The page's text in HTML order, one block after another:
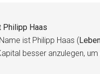
Philipp Haas
ist Philipp Haas (
besser anzulegen,